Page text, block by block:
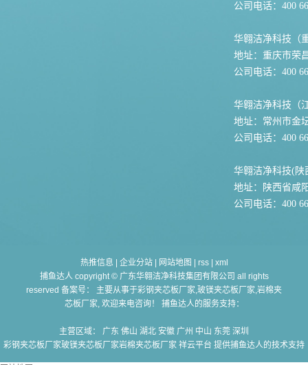
公司电话：400
华翱洁净科技（
地址：重庆市荣
公司电话：400
华翱洁净科技（
地址：常州市金
公司电话：400
华翱洁净科技(陕
地址：陕西省咸
公司电话：400
热推信息 企业分站| 网站地图 rss| xml
捕鱼达人 copyright © 广东华翱洁净科技集团有限公司 all rights
reserved 备案号： 主要从事于彩钢夹芯板厂家,玻镁夹芯板厂家,岩棉夹
芯板厂家, 欢迎来电咨询！ 捕鱼达人的服务支持：
主营区域： 广东 佛山 湖北 安徽 广州 中山 东莞 深圳
彩钢夹芯板厂家玻镁夹芯板厂家岩棉夹芯板厂家 祥云平台 提供捕鱼达人的技术支持